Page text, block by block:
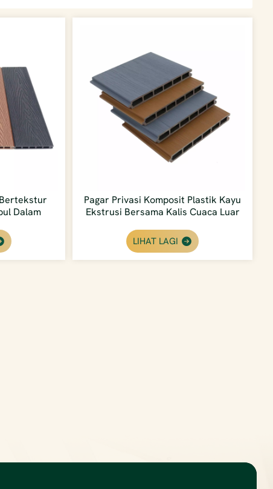
Dalam
Pagar Privasi Komposit Plastik Kayu
Ekstrusi Bersama Kalis Cuaca Luar
LIHAT LAGI